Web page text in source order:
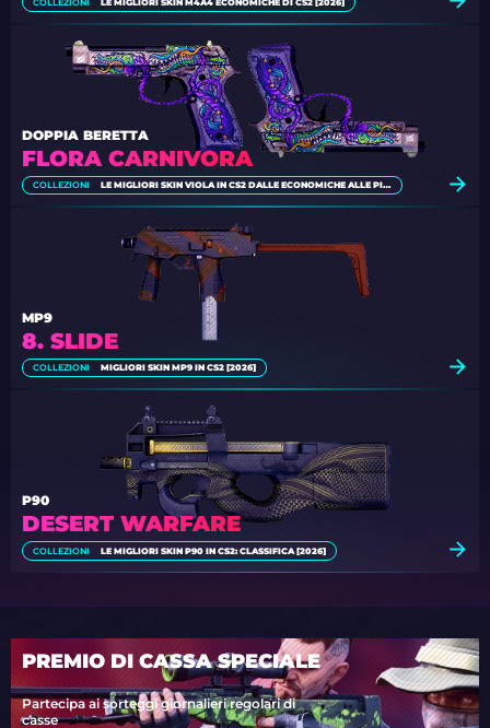
FLORA CARNIVORA
DOPPIA BERETTA
COLLEZIONI LE MIGLIORI SKIN VIOLA IN CS2 DALLE ECONOMICHE ALLE PIÙ CARE
8. SLIDE
MP9
COLLEZIONI MIGLIORI SKIN MP9 IN CS2 [2026]
DESERT WARFARE
P90
COLLEZIONI LE MIGLIORI SKIN P90 IN CS2: CLASSIFICA [2026]
PREMIO DI CASSA SPECIALE
Partecipa ai sorteggi giornalieri regolari di
casse